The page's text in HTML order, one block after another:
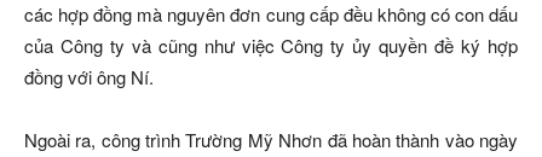
các hợp đồng mà nguyên đơn cung cấp đều không có con dấu
của Công ty và cũng như việc Công ty ủy quyền đề ký hợp
đồng với ông Ní.
Ngoài ra, công trình Trường Mỹ Nhơn đã hoàn thành vào ngày